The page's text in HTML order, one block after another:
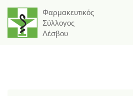
Φαρμακευτικός
Σύλλογος
Λέσβου